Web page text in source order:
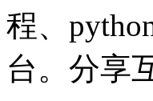
程、
台。分享